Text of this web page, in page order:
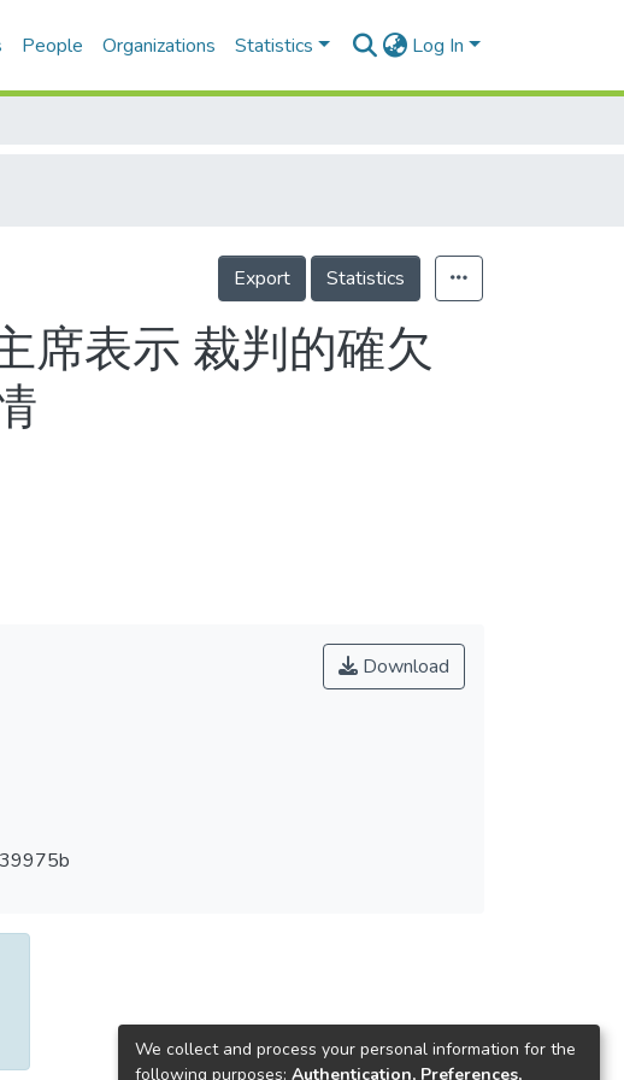
People Organizations Statistics Log In
Export Statistics
席表示 裁判的確欠
Download
We collect and process your personal information for the
following purposes: Authentication, Preferences,